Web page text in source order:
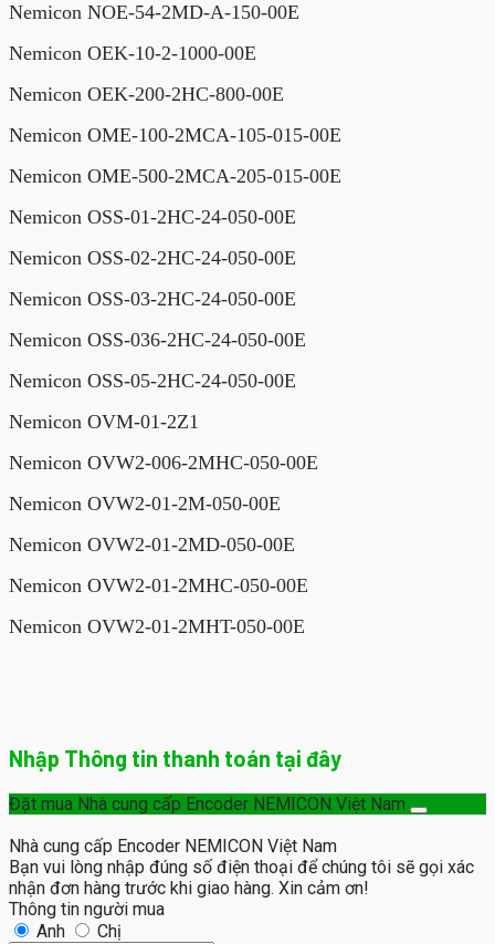
Nemicon NOE-54-2MD-A-150-00E
Nemicon OEK-10-2-1000-00E
Nemicon OEK-200-2HC-800-00E
Nemicon OME-100-2MCA-105-015-00E
Nemicon OME-500-2MCA-205-015-00E
Nemicon OSS-01-2HC-24-050-00E
Nemicon OSS-02-2HC-24-050-00E
Nemicon OSS-03-2HC-24-050-00E
Nemicon OSS-036-2HC-24-050-00E
Nemicon OSS-05-2HC-24-050-00E
Nemicon OVM-01-2Z1
Nemicon OVW2-006-2MHC-050-00E
Nemicon OVW2-01-2M-050-00E
Nemicon OVW2-01-2MD-050-00E
Nemicon OVW2-01-2MHC-050-00E
Nemicon OVW2-01-2MHT-050-00E
Nhập Thông tin thanh toán tại đây
Đặt mua Nhà cung cấp Encoder NEMICON Việt Nam
Nhà cung cấp Encoder NEMICON Việt Nam
Bạn vui lòng nhập đúng số điện thoại để chúng tôi sẽ gọi xác
nhận đơn hàng trước khi giao hàng. Xin cảm ơn!
Thông tin người mua
Anh
Chị